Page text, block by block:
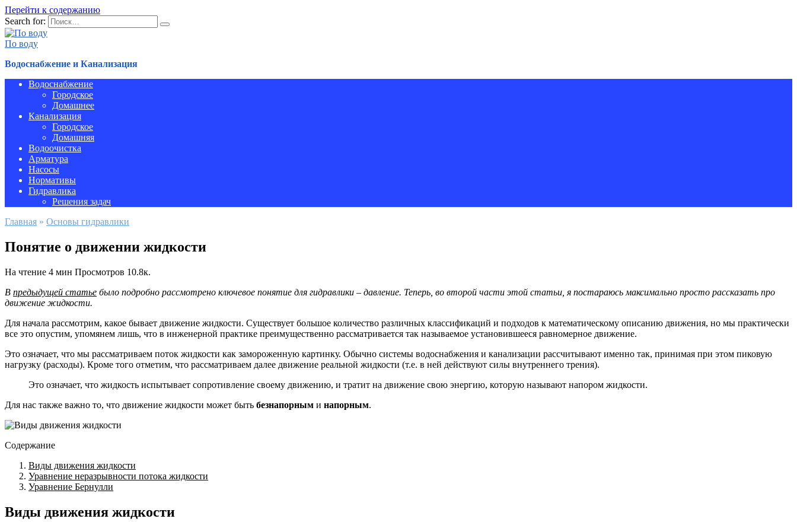
Перейти к содержанию
Search for:
По воду
Водоснабжение и Канализация
Водоснабжение
Городское
Домашнее
Канализация
Городское
Домашняя
Водоочистка
Арматура
Насосы
Нормативы
Гидравлика
Решения задач
Главная » Основы гидравлики
Понятие о движении жидкости
На чтение 4 мин Просмотров 10.8к.
В предыдущей статье было подробно рассмотрено ключевое понятие для гидравлики – давление. Теперь, во второй части этой статьи, я постараюсь максимально просто рассказать про
движение жидкости.
Для начала рассмотрим, какое бывает движение жидкости. Существует большое количество различных классификаций и подходов к математическому описанию движения, но мы практически
все это опустим, упомянем лишь, что в инженерной практике преимущественно рассматривается так называемое установившееся равномерное движение.
Это означает, что мы рассматриваем поток жидкости как замороженную картинку. Обычно системы водоснабжения и канализации рассчитывают именно так, принимая при этом пиковую
нагрузку (расходы). Кроме того отметим, что рассматриваем далее движение реальной жидкости (т.е. в ней действуют силы внутреннего трения).
Это означает, что жидкость испытывает сопротивление своему движению, и тратит на движение свою энергию, которую называют напором жидкости.
Для нас также важно то, что движение жидкости может быть безнапорным и напорным.
Содержание
Виды движения жидкости
Уравнение неразрывности потока жидкости
Уравнение Бернулли
Виды движения жидкости